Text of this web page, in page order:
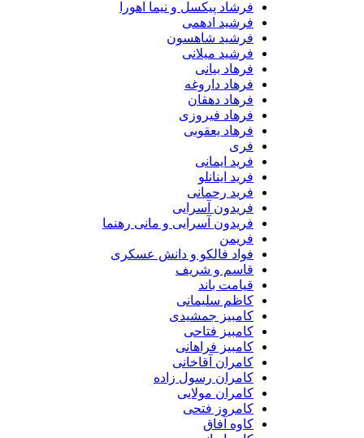
فرشاد پیکسل و نیما اهورا
فرشید ادهمی
فرشید شاهسون
فرشید میلانی
فرهاد بیانی
فرهاد داروغه
فرهاد دهقان
فرهاد فیروزی
فرهاد یعقوبی
فری
فرید ایمانی
فرید اینانلو
فرید رحمانی
فریدون آسرایی
فریدون آسرایی و مانی رهنما
فریمن
فواد فالکو و دانش عسکری
قاسم و شریف
قیامت باند
کاظم سلیمانی
کامبیز جمشیدی
کامبیز فتاحی
کامبیز فراهانی
کامران آقاخانی
کامران رسول زاده
کامران مولایی
کامروز فتحی
کاوه آفاق